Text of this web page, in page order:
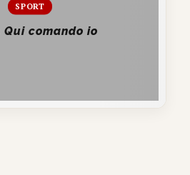
SPORT
Qui comando io